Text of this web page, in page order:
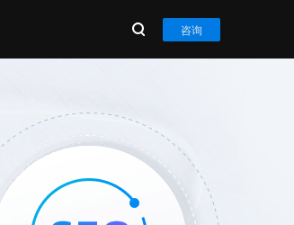
咨询